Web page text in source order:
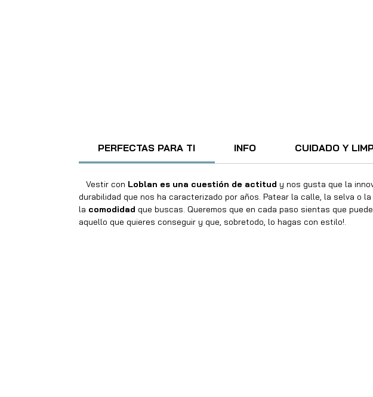
PERFECTAS PARA TI INFO CUIDADO Y
Vestir con Loblan es una cuestión de actitud y nos gusta que la
durabilidad que nos ha caracterizado por años. Patear la calle, la selva o
la comodidad que buscas. Queremos que en cada paso sientas que
aquello que quieres conseguir y que, sobretodo, lo hagas con estilo!.